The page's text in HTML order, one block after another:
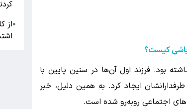
کیست؟
بود. فرزند اول آن‌ها در سنین پایین با
ایجاد کرد. به همین دلیل، خبر
اجتماعی روبه‌رو شده است.
●از